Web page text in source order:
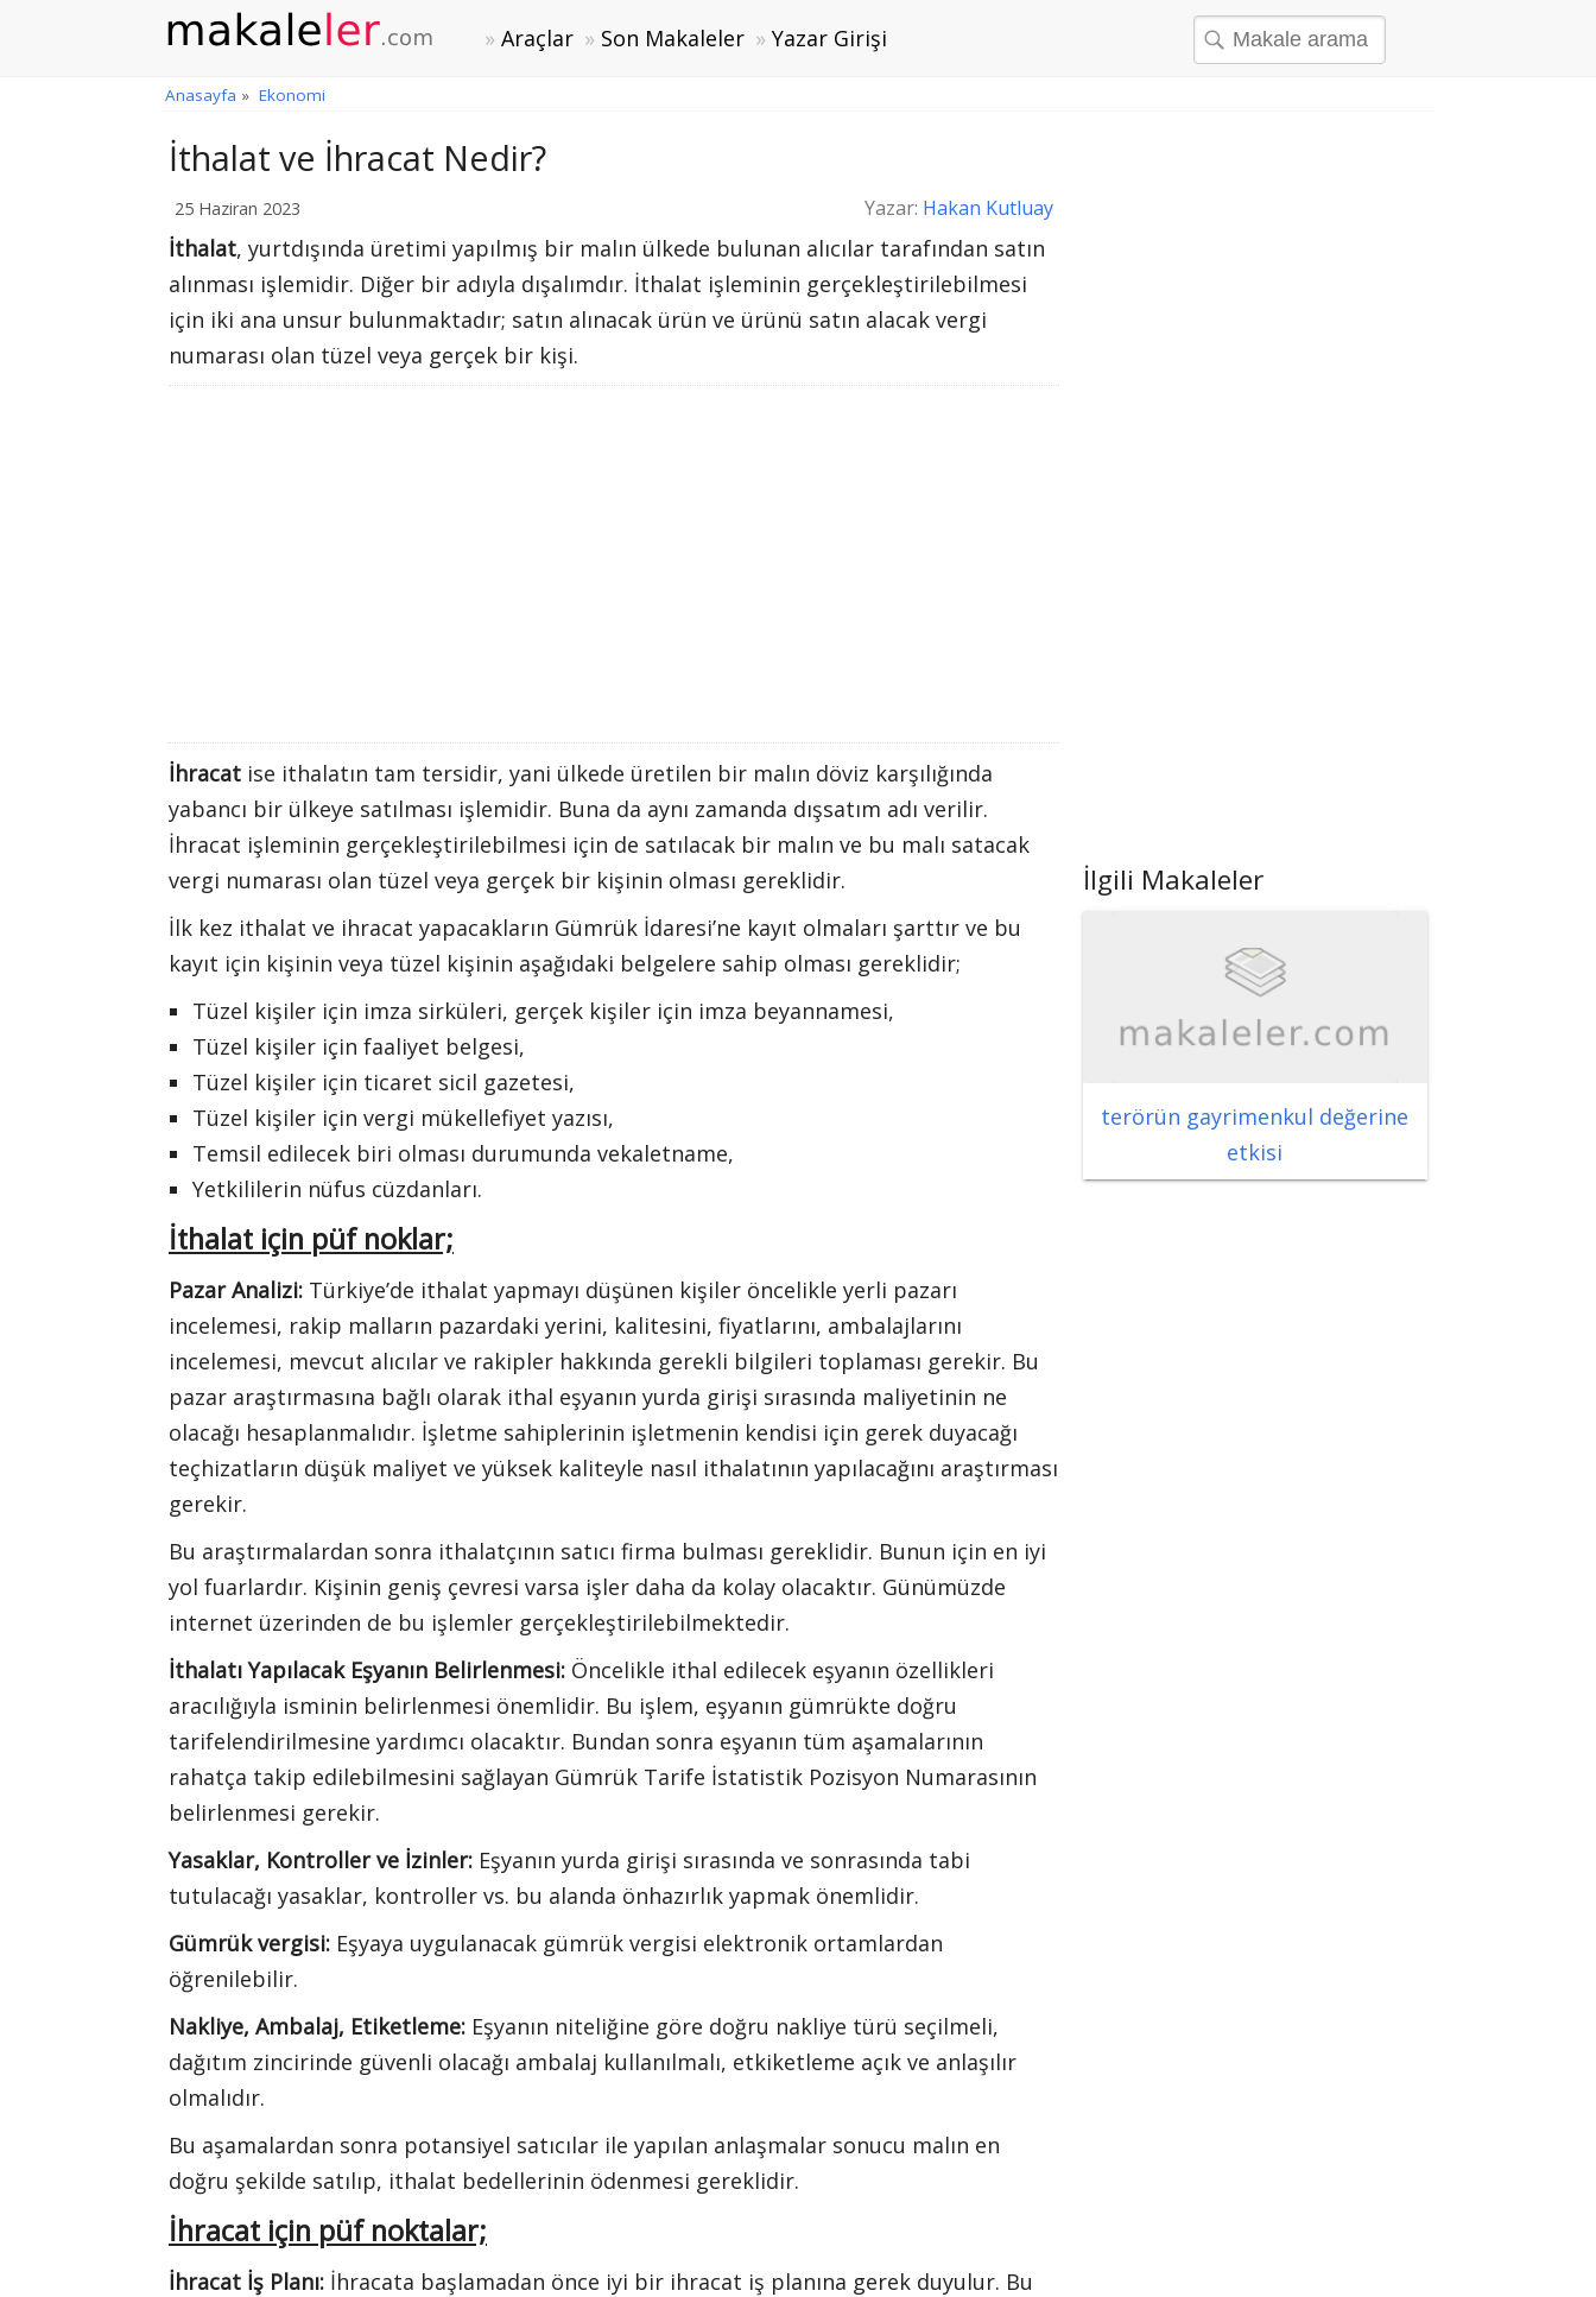
Araçlar Son Makaleler Yazar Girişi
Anasayfa » Ekonomi
İthalat ve İhracat Nedir?
25 Haziran 2023 Yazar: Hakan Kutluay
İthalat, yurtdışında üretimi yapılmış bir malın ülkede bulunan alıcılar tarafından satın
alınması işlemidir. Diğer bir adıyla dışalımdır. İthalat işleminin gerçekleştirilebilmesi
için iki ana unsur bulunmaktadır; satın alınacak ürün ve ürünü satın alacak vergi
numarası olan tüzel veya gerçek bir kişi.
İhracat ise ithalatın tam tersidir, yani ülkede üretilen bir malın döviz karşılığında
yabancı bir ülkeye satılması işlemidir. Buna da aynı zamanda dışsatım adı verilir.
İhracat işleminin gerçekleştirilebilmesi için de satılacak bir malın ve bu malı satacak
vergi numarası olan tüzel veya gerçek bir kişinin olması gereklidir.
İlk kez ithalat ve ihracat yapacakların Gümrük İdaresi’ne kayıt olmaları şarttır ve bu
kayıt için kişinin veya tüzel kişinin aşağıdaki belgelere sahip olması gereklidir;
Tüzel kişiler için imza sirküleri, gerçek kişiler için imza beyannamesi,
Tüzel kişiler için faaliyet belgesi,
Tüzel kişiler için ticaret sicil gazetesi,
Tüzel kişiler için vergi mükellefiyet yazısı,
Temsil edilecek biri olması durumunda vekaletname,
Yetkililerin nüfus cüzdanları.
İthalat için püf noklar;
Pazar Analizi: Türkiye’de ithalat yapmayı düşünen kişiler öncelikle yerli pazarı
incelemesi, rakip malların pazardaki yerini, kalitesini, fiyatlarını, ambalajlarını
incelemesi, mevcut alıcılar ve rakipler hakkında gerekli bilgileri toplaması gerekir. Bu
pazar araştırmasına bağlı olarak ithal eşyanın yurda girişi sırasında maliyetinin ne
olacağı hesaplanmalıdır. İşletme sahiplerinin işletmenin kendisi için gerek duyacağı
teçhizatların düşük maliyet ve yüksek kaliteyle nasıl ithalatının yapılacağını araştırması
gerekir.
Bu araştırmalardan sonra ithalatçının satıcı firma bulması gereklidir. Bunun için en iyi
yol fuarlardır. Kişinin geniş çevresi varsa işler daha da kolay olacaktır. Günümüzde
internet üzerinden de bu işlemler gerçekleştirilebilmektedir.
İthalatı Yapılacak Eşyanın Belirlenmesi: Öncelikle ithal edilecek eşyanın özellikleri
aracılığıyla isminin belirlenmesi önemlidir. Bu işlem, eşyanın gümrükte doğru
tarifelendirilmesine yardımcı olacaktır. Bundan sonra eşyanın tüm aşamalarının
rahatça takip edilebilmesini sağlayan Gümrük Tarife İstatistik Pozisyon Numarasının
belirlenmesi gerekir.
Yasaklar, Kontroller ve İzinler: Eşyanın yurda girişi sırasında ve sonrasında tabi
tutulacağı yasaklar, kontroller vs. bu alanda önhazırlık yapmak önemlidir.
Gümrük vergisi: Eşyaya uygulanacak gümrük vergisi elektronik ortamlardan
öğrenilebilir.
Nakliye, Ambalaj, Etiketleme: Eşyanın niteliğine göre doğru nakliye türü seçilmeli,
dağıtım zincirinde güvenli olacağı ambalaj kullanılmalı, etkiketleme açık ve anlaşılır
olmalıdır.
Bu aşamalardan sonra potansiyel satıcılar ile yapılan anlaşmalar sonucu malın en
doğru şekilde satılıp, ithalat bedellerinin ödenmesi gereklidir.
İhracat için püf noktalar;
İhracat İş Planı: İhracata başlamadan önce iyi bir ihracat iş planına gerek duyulur. Bu
İlgili Makaleler
terörün gayrimenkul değerine
etkisi